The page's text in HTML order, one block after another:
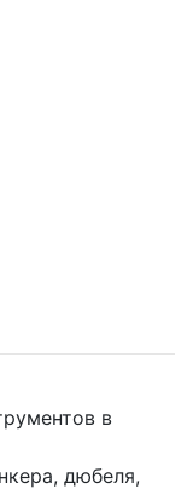
в
дюбеля,